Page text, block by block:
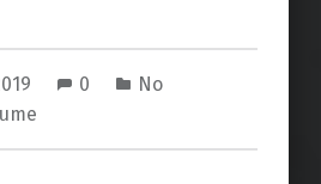
0
No